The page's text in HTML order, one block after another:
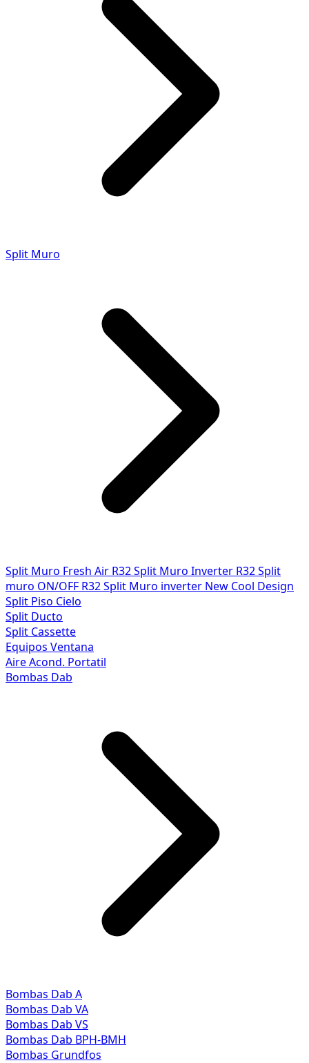
Split Muro
Split Muro Fresh Air R32Split Muro Inverter R32Split
muro ON/OFF R32Split Muro inverter New Cool Design
Split Piso Cielo
Split Ducto
Split Cassette
Equipos Ventana
Aire Acond. Portatil
Bombas Dab
Bombas Dab A
Bombas Dab VA
Bombas Dab VS
Bombas Dab BPH-BMH
Bombas Grundfos